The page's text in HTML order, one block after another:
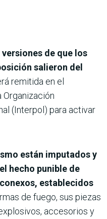
versiones de que los
salieron del
remitida en el
(Interpol) para activar
están imputados y
hecho punible de
establecidos
de fuego, sus piezas
accesorios y